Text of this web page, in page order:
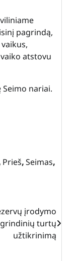
pagrindą,
atstovu
nariai.
Prieš,Seimas,
įrodymo
turtų
užtikrinimą